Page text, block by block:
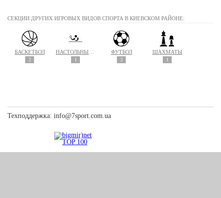
СЕКЦИИ ДРУГИХ ИГРОВЫХ ВИДОВ СПОРТА В КИЕВСКОМ РАЙОНЕ:
БАСКЕТБОЛ
2 1
ФУТБОЛ
2
ШАХМАТЫ
1
Техподдержка: info@7sport.com.ua